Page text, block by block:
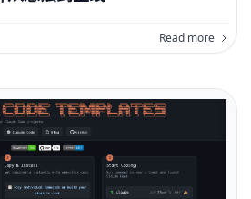
Read more